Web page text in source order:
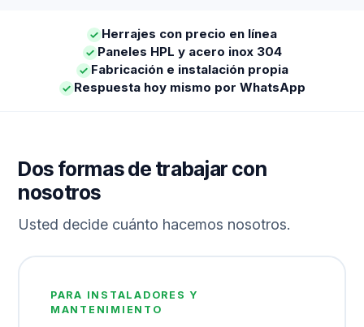
Herrajes con precio en línea
Paneles HPL y acero inox 304
Fabricación e instalación propia
Respuesta hoy mismo por WhatsApp
Dos formas de trabajar con
nosotros
Usted decide cuánto hacemos nosotros.
PARA INSTALADORES Y
MANTENIMIENTO